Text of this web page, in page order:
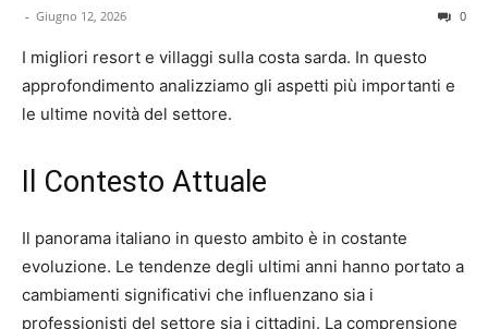
- Giugno 12, 2026 0
I migliori resort e villaggi sulla costa sarda. In questo
approfondimento analizziamo gli aspetti più importanti e
le ultime novità del settore.
Il Contesto Attuale
Il panorama italiano in questo ambito è in costante
evoluzione. Le tendenze degli ultimi anni hanno portato a
cambiamenti significativi che influenzano sia i
professionisti del settore sia i cittadini. La comprensione